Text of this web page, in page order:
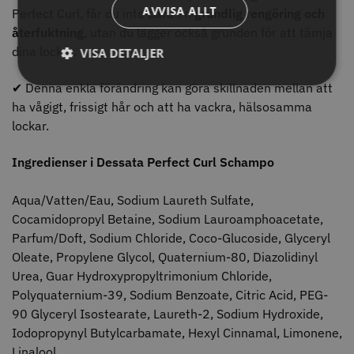
Perfect Curl, får du inte bara engrundlig rengöring och
återfuktning
, utan du lägger också grunden för att tämja
dina lockar.
✔ Denna enkla förändring kan göra skillnaden mellan att
ha vågigt, frissigt hår och att ha vackra, hälsosamma
lockar.
Ingredienser i Dessata Perfect Curl Schampo
Aqua/Vatten/Eau, Sodium Laureth Sulfate,
Cocamidopropyl Betaine, Sodium Lauroamphoacetate,
Parfum/Doft, Sodium Chloride, Coco-Glucoside, Glyceryl
Oleate, Propylene Glycol, Quaternium-80, Diazolidinyl
Urea, Guar Hydroxypropyltrimonium Chloride,
Polyquaternium-39, Sodium Benzoate, Citric Acid, PEG-
90 Glyceryl Isostearate, Laureth-2, Sodium Hydroxide,
Iodopropynyl Butylcarbamate, Hexyl Cinnamal, Limonene,
JRL - FreshFade 2020C
11% Rabatt
Info Köp
Säkerhetshyvel - Halmstad
Info
STORSÄLJARE
AVVISA ALLT
VISA DETALJER